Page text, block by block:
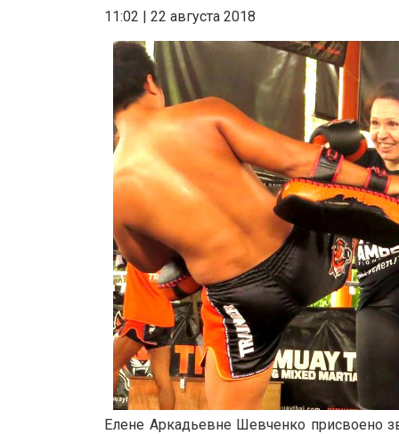
11:02 22 августа 2018
Елене Аркадьевне Шевченко присвоено